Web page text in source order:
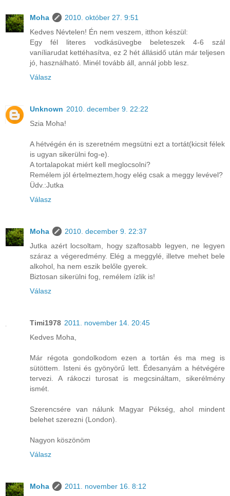
Moha
2010. október 27. 9:51
Kedves Névtelen! Én nem veszem, itthon készül:
Egy fél literes vodkásüvegbe beleteszek 4-6 szál
vaníliarudat kettéhasítva, ez 2 hét állásidő után már teljesen
jó, használható. Minél tovább áll, annál jobb lesz.
Válasz
Unknown 2010. december 9. 22:22
Szia Moha!
A hétvégén én is szeretném megsütni ezt a tortát(kicsit félek
is ugyan sikerülni fog-e).
A tortalapokat miért kell meglocsolni?
Remélem jól értelmeztem,hogy elég csak a meggy levével?
Üdv.:Jutka
Válasz
Moha
2010. december 9. 22:37
Jutka azért locsoltam, hogy szaftosabb legyen, ne legyen
száraz a végeredmény. Elég a meggylé, illetve mehet bele
alkohol, ha nem eszik belőle gyerek.
Biztosan sikerülni fog, remélem ízlik is!
Válasz
Timi1978 2011. november 14. 20:45
Kedves Moha,
Már régota gondolkodom ezen a tortán és ma meg is
sütöttem. Isteni és gyönyörű lett. Édesanyám a hétvégére
tervezi. A rákoczi turosat is megcsináltam, sikerélmény
ismét.
Szerencsére van nálunk Magyar Pékség, ahol mindent
belehet szerezni (London).
Nagyon köszönöm
Válasz
Moha 2011. november 16. 8:12